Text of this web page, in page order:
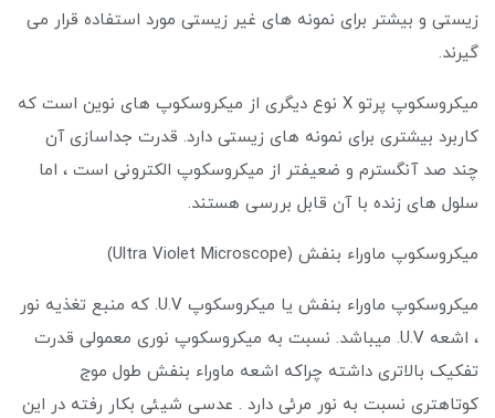
زیستی و بیشتر برای نمونه های غیر زیستی مورد استفاده قرار می
گیرند.
میکروسکوپ پرتو X نوع دیگری از میکروسکوپ های نوین است که
کاربرد بیشتری برای نمونه های زیستی دارد. قدرت جداسازی آن
چند صد آنگسترم و ضعیفتر از میکروسکوپ الکترونی است ، اما
سلول های زنده با آن قابل بررسی هستند.
میکروسکوپ ماوراء بنفش (Ultra Violet Microscope)
میکروسکوپ ماوراء بنفش یا میکروسکوپ U.V. که منبع تغذیه نور
، اشعه U.V. میباشد. نسبت به میکروسکوپ نوری معمولی قدرت
تفکیک بالاتری داشته چراکه اشعه ماوراء بنفش طول موج
کوتاهتری نسبت به نور مرئی دارد . عدسی شیئی بکار رفته در این